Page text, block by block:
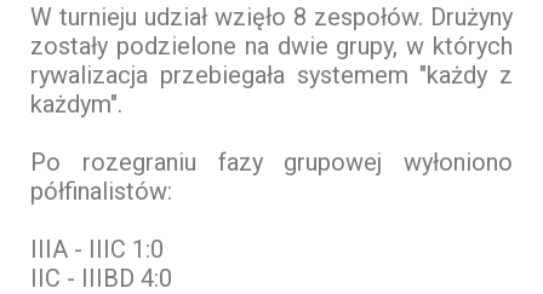
W turnieju udział wzięło 8 zespołów. Drużyny
zostały podzielone na dwie grupy, w których
rywalizacja przebiegała systemem "każdy z
każdym".
Po rozegraniu fazy grupowej wyłoniono
półfinalistów:
IIIA - IIIC 1:0
IIC - IIIBD 4:0